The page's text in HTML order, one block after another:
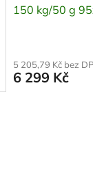
150 kg/50 g
5 205,79 Kč bez
6 299 Kč